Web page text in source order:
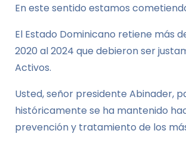
En este sentido estamos
El Estado Dominicano retiene más
2020 al 2024 que debieron ser
Activos.
Usted, señor presidente Abinader,
históricamente se ha mantenido
prevención y tratamiento de los